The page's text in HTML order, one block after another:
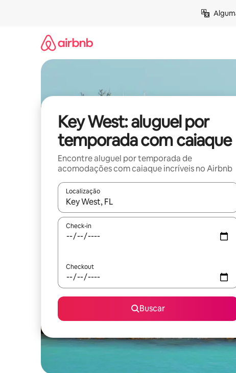
Key West: aluguel por
temporada com caiaque
Encontre aluguel por temporada de
acomodações com caiaque incríveis no Airbnb
Localização
Quando os resultados estiverem disponíveis,
Check-in
Checkout
Buscar